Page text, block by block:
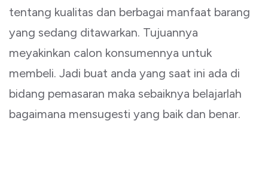
tentang kualitas dan berbagai manfaat barang
yang sedang ditawarkan. Tujuannya
meyakinkan calon konsumennya untuk
membeli. Jadi buat anda yang saat ini ada di
bidang pemasaran maka sebaiknya belajarlah
bagaimana mensugesti yang baik dan benar.